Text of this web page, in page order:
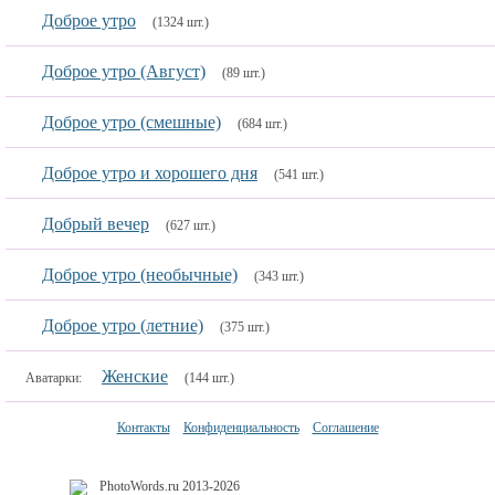
Доброе утро (1324 шт.)
Доброе утро (Август) (89 шт.)
Доброе утро (смешные) (684 шт.)
Доброе утро и хорошего дня (541 шт.)
Добрый вечер (627 шт.)
Доброе утро (необычные) (343 шт.)
Доброе утро (летние) (375 шт.)
Аватарки: Женские (144 шт.)
Контакты Конфиденциальность Соглашение
PhotoWords.ru 2013-2026